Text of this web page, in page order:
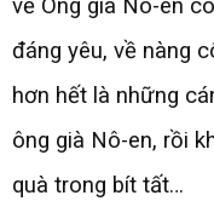
về Ông già Nô-en
đáng yêu, về nàng
hơn hết là những
ông già Nô-en, rồi
quà trong bít tất…